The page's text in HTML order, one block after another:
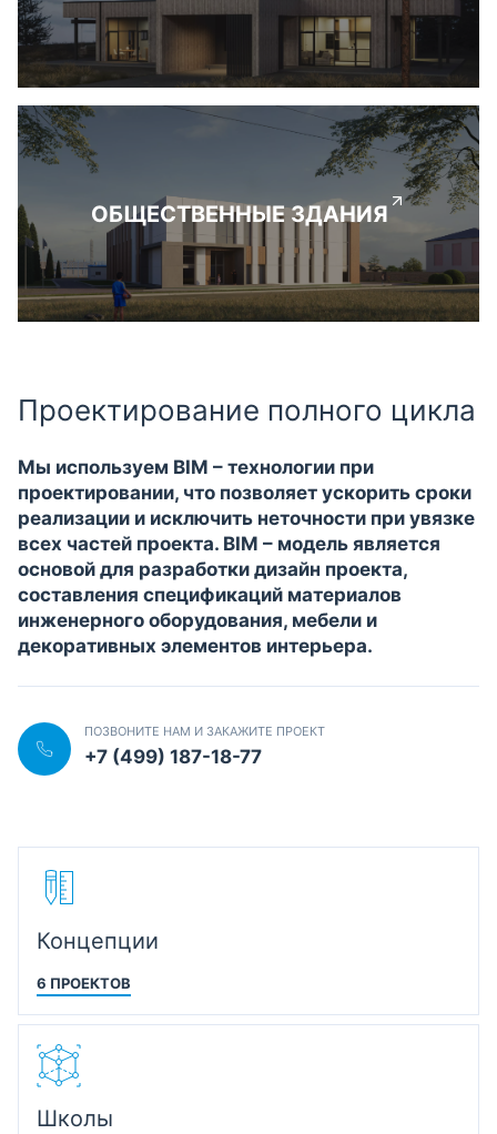
ОБЩЕСТВЕННЫЕ ЗДАНИЯ
Проектирование полного цикла
Мы используем BIM – технологии при
проектировании, что позволяет ускорить сроки
реализации и исключить неточности при увязке
всех частей проекта. BIM – модель является
основой для разработки дизайн проекта,
составления спецификаций материалов
инженерного оборудования, мебели и
декоративных элементов интерьера.
ПОЗВОНИТЕ НАМ И ЗАКАЖИТЕ ПРОЕКТ
+7 (499) 187-18-77
Концепции
6 ПРОЕКТОВ
Школы